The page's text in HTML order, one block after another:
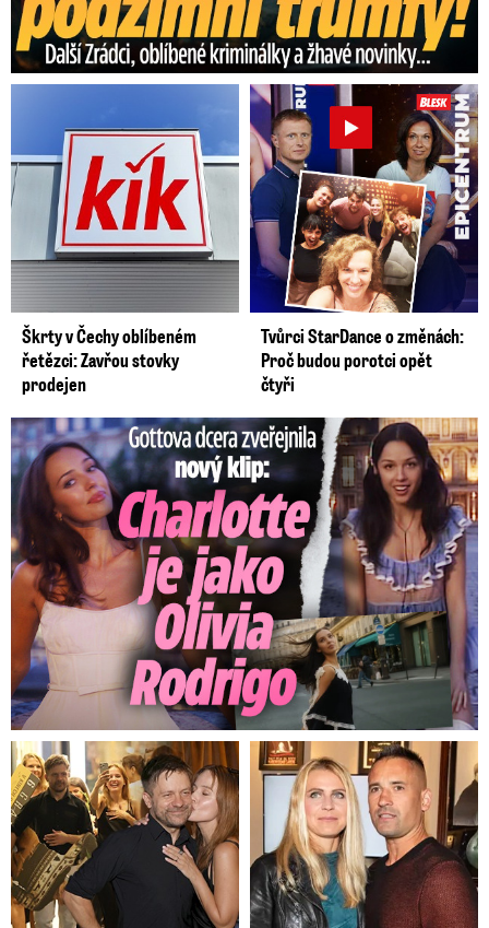
Škrty v Čechy oblíbeném
řetězci: Zavřou stovky
prodejen
Tvůrci StarDance o změnách:
Proč budou porotci opět
čtyři
Gottova dcera zveřejnila nový klip: Je jako Olivie Rodrigo!